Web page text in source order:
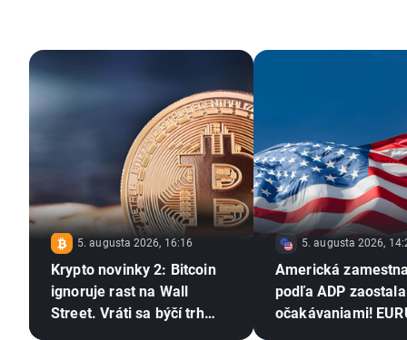
5. augusta 2026, 16:16
Krypto novinky 2: Bitcoin
ignoruje rast na Wall
Street. Vráti sa býčí trh
5. augusta 2026,
Americká
podľa ADP
očakávaniami!